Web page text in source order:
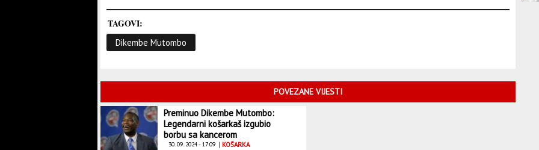
TAGOVI:
Dikembe Mutombo
POVEZANE VIJESTI
Preminuo Dikembe Mutombo:
Legendarni košarkaš izgubio
borbu sa kancerom
30. 09. 2024 - 17:09 | KOŠARKA